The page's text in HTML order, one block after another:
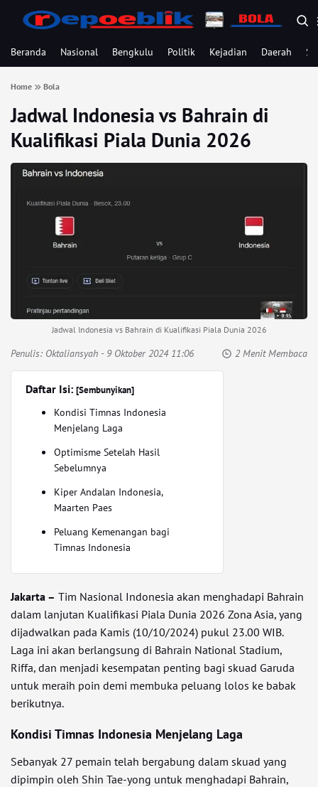
Beranda Nasional Bengkulu Politik Kejadian Daerah
Home Bola
Jadwal Indonesia vs Bahrain di
Kualifikasi Piala Dunia 2026
Jadwal Indonesia vs Bahrain di Kualifikasi Piala Dunia 2026
Penulis: Oktaliansyah - 9 Oktober 2024 11:06 2 Menit Membaca
Daftar Isi: [Sembunyikan]
Kondisi Timnas Indonesia
Menjelang Laga
Optimisme Setelah Hasil
Sebelumnya
Kiper Andalan Indonesia,
Maarten Paes
Peluang Kemenangan bagi
Timnas Indonesia
Jakarta – Tim Nasional Indonesia akan menghadapi Bahrain
dalam lanjutan Kualifikasi Piala Dunia 2026 Zona Asia, yang
dijadwalkan pada Kamis (10/10/2024) pukul 23.00 WIB.
Laga ini akan berlangsung di Bahrain National Stadium,
Riffa, dan menjadi kesempatan penting bagi skuad Garuda
untuk meraih poin demi membuka peluang lolos ke babak
berikutnya.
Kondisi Timnas Indonesia Menjelang Laga
Sebanyak 27 pemain telah bergabung dalam skuad yang
dipimpin oleh Shin Tae-yong untuk menghadapi Bahrain,